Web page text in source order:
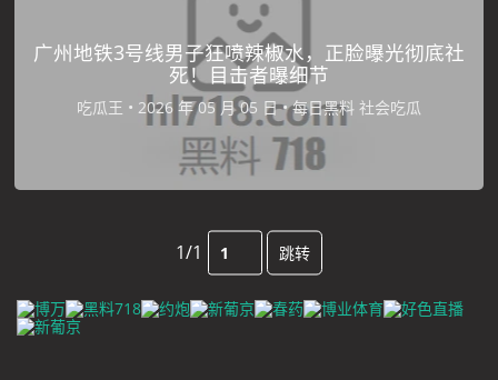
广州地铁3号线男子狂喷辣椒水，正脸曝光彻底社
死！目击者曝细节
吃瓜王 • •每日黑料 社会吃瓜
1/1 跳转